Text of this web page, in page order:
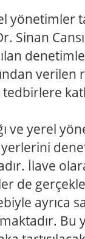
yönetimler
Sinan
verilen
ve yerel
İlave
de
ayrıca
Bu